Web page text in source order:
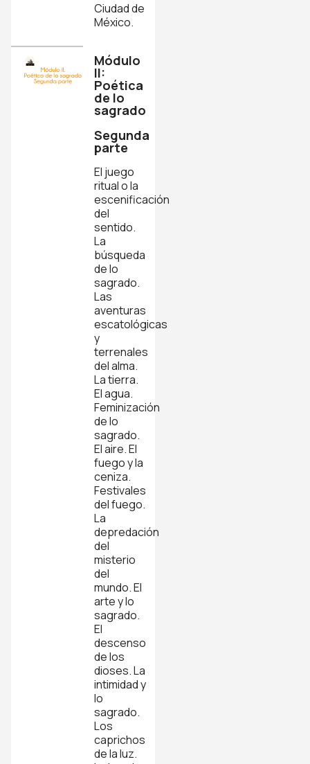
Ciudad de
México.
Módulo
II:
Poética
de lo
sagrado
Segunda
parte
El juego
ritual o la
escenificación
del
sentido.
La
búsqueda
de lo
sagrado.
Las
aventuras
escatológicas
y
terrenales
del alma.
La tierra.
El agua.
Feminización
de lo
sagrado.
El aire. El
fuego y la
ceniza.
Festivales
del fuego.
La
depredación
del
misterio
del
mundo. El
arte y lo
sagrado.
El
descenso
de los
dioses. La
intimidad y
lo
sagrado.
Los
caprichos
de la luz.